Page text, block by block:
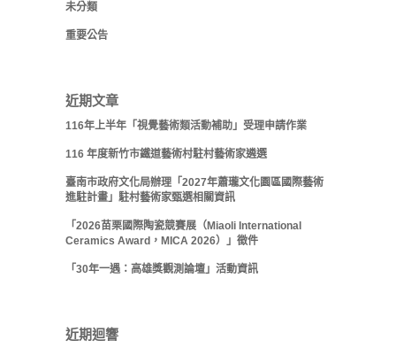
未分類
重要公告
近期文章
116年上半年「視覺藝術類活動補助」受理申請作業
116 年度新竹市鐵道藝術村駐村藝術家遴選
臺南市政府文化局辦理「2027年蕭瓏文化園區國際藝術
進駐計畫」駐村藝術家甄選相關資訊
「2026苗栗國際陶瓷競賽展（Miaoli International
Ceramics Award，MICA 2026）」徵件
「30年一遇：高雄獎觀測論壇」活動資訊
近期迴響